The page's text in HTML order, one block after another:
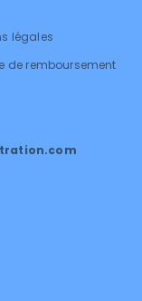
légales
de remboursement